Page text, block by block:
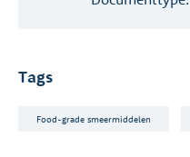
Tags
Food-grade smeermiddelen